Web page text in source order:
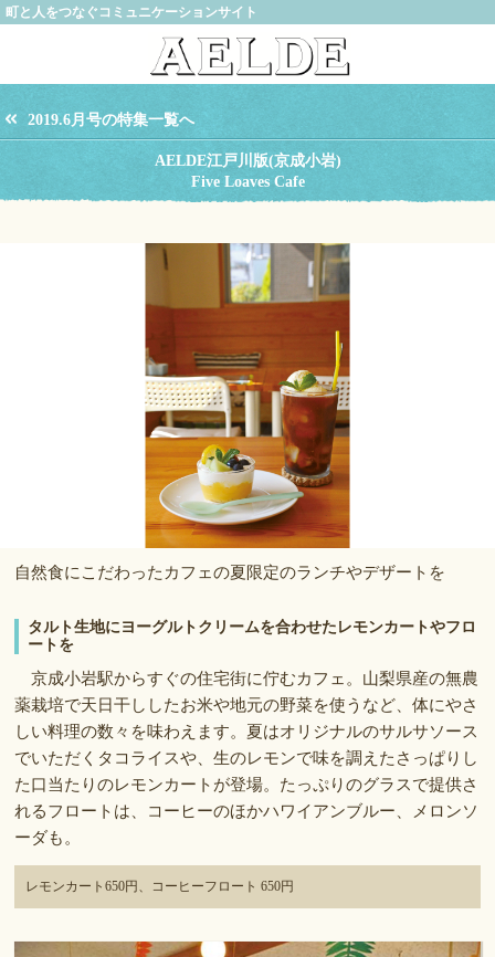
町と人をつなぐコミュニケーションサイト
2019.6月号の特集一覧へ
AELDE江戸川版(京成小岩)
Five Loaves Cafe
自然食にこだわったカフェの夏限定のランチやデザートを
タルト生地にヨーグルトクリームを合わせたレモンカートやフロ
ートを
京成小岩駅からすぐの住宅街に佇むカフェ。山梨県産の無農
薬栽培で天日干ししたお米や地元の野菜を使うなど、体にやさ
しい料理の数々を味わえます。夏はオリジナルのサルサソース
でいただくタコライスや、生のレモンで味を調えたさっぱりし
た口当たりのレモンカートが登場。たっぷりのグラスで提供さ
れるフロートは、コーヒーのほかハワイアンブルー、メロンソ
ーダも。
レモンカート650円、コーヒーフロート 650円